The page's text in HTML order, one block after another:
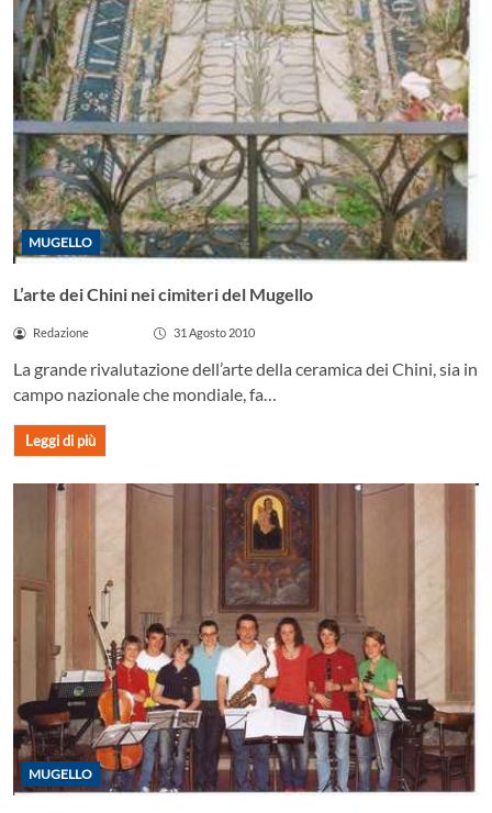
MUGELLO
L’arte dei Chini nei cimiteri del Mugello
Redazione 31 Agosto 2010
La grande rivalutazione dell’arte della ceramica dei Chini, sia in
campo nazionale che mondiale, fa…
Leggi di più
MUGELLO